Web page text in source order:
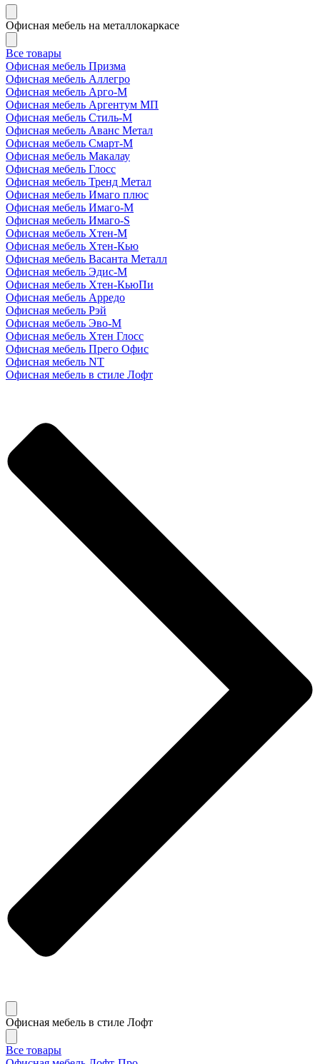
Офисная мебель на металлокаркасе
Все товары
Офисная мебель Призма
Офисная мебель Аллегро
Офисная мебель Арго-М
Офисная мебель Аргентум МП
Офисная мебель Стиль-М
Офисная мебель Аванс Метал
Офисная мебель Смарт-М
Офисная мебель Макалау
Офисная мебель Глосс
Офисная мебель Тренд Метал
Офисная мебель Имаго плюс
Офисная мебель Имаго-М
Офисная мебель Имаго-S
Офисная мебель Хтен-M
Офисная мебель Хтен-Кью
Офисная мебель Васанта Металл
Офисная мебель Эдис-M
Офисная мебель Хтен-КьюПи
Офисная мебель Арредо
Офисная мебель Рэй
Офисная мебель Эво-M
Офисная мебель Хтен Глосс
Офисная мебель Прего Офис
Офисная мебель NT
Офисная мебель в стиле Лофт
Офисная мебель в стиле Лофт
Все товары